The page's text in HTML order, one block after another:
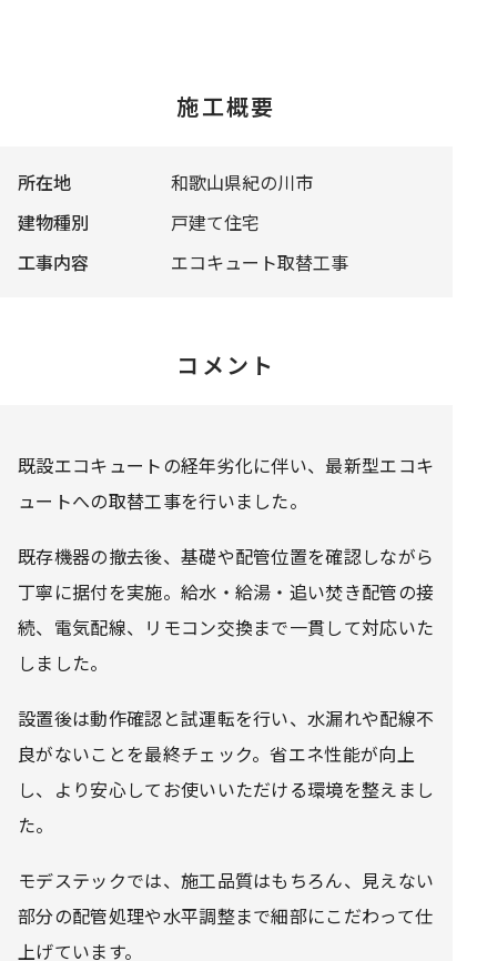
施工概要
所在地
和歌山県紀の川市
建物種別
戸建て住宅
工事内容
エコキュート取替工事
コメント
既設エコキュートの経年劣化に伴い、最新型エコキ
ュートへの取替工事を行いました。
既存機器の撤去後、基礎や配管位置を確認しながら
丁寧に据付を実施。給水・給湯・追い焚き配管の接
続、電気配線、リモコン交換まで一貫して対応いた
しました。
設置後は動作確認と試運転を行い、水漏れや配線不
良がないことを最終チェック。省エネ性能が向上
し、より安心してお使いいただける環境を整えまし
た。
モデステックでは、施工品質はもちろん、見えない
部分の配管処理や水平調整まで細部にこだわって仕
上げています。